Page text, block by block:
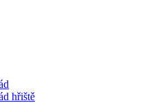
hřiště